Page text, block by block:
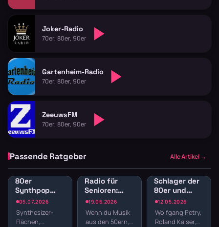
Joker-Radio
70er, 80er, 90er
Gartenheim-Radio
70er, 80er, 90er
ZeeuwsFM
70er, 80er, 90er
Passende Ratgeber Alle Artikel →
05.07.2026
80er
Synthpop
Radio: New
Wave und
elektronische
Synthesizer-
Flächen,
19.06.2026
Radio für
Senioren:
Musik der
50er, 60er
und 70er
Wenn du Musik
aus den 50ern,
12.05.2026
Schlager der
80er und
90er
kostenlos im
Stream hören
Wolfgang Petry,
Roland Kaiser,